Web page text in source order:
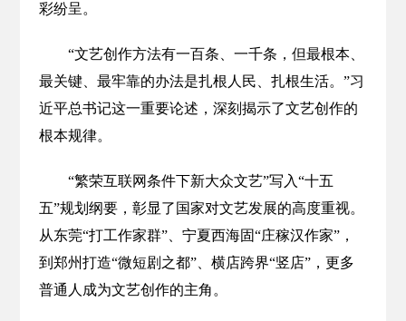
彩纷呈。
“文艺创作方法有一百条、一千条，但最根本、
最关键、最牢靠的办法是扎根人民、扎根生活。”习
近平总书记这一重要论述，深刻揭示了文艺创作的
根本规律。
“繁荣互联网条件下新大众文艺”写入“十五
五”规划纲要，彰显了国家对文艺发展的高度重视。
从东莞“打工作家群”、宁夏西海固“庄稼汉作家”，
到郑州打造“微短剧之都”、横店跨界“竖店”，更多
普通人成为文艺创作的主角。